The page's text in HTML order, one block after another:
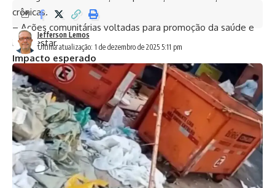
crônicas.
– Ações comunitárias voltadas para promoção da saúde e
bem-estar.
Impacto esperado
A iniciativa integra o plano municipal de expansão e
descentralização da atenção básica, reduzindo a pressão
sobre hospitais e garantindo atendimento mais próximo e
contínuo da população.
Com a nova unidade, a Prefeitura reforça o compromisso de
levar saúde de qualidade para dentro dos bairros,
atendendo a uma demanda crescente por serviços públicos
essenciais.
Última atualização: 1 de dezembro de 2025 5:11 pm
Jefferson Lemos